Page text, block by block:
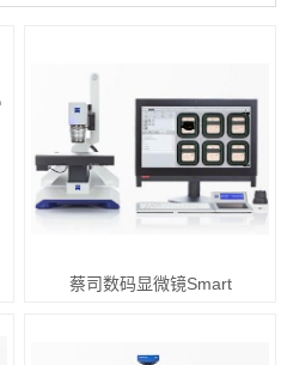
蔡司数码显微镜Smart